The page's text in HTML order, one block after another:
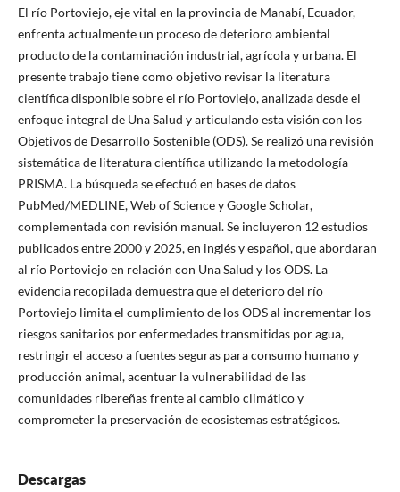
El río Portoviejo, eje vital en la provincia de Manabí, Ecuador,
enfrenta actualmente un proceso de deterioro ambiental
producto de la contaminación industrial, agrícola y urbana. El
presente trabajo tiene como objetivo revisar la literatura
científica disponible sobre el río Portoviejo, analizada desde el
enfoque integral de Una Salud y articulando esta visión con los
Objetivos de Desarrollo Sostenible (ODS). Se realizó una revisión
sistemática de literatura científica utilizando la metodología
PRISMA. La búsqueda se efectuó en bases de datos
PubMed/MEDLINE, Web of Science y Google Scholar,
complementada con revisión manual. Se incluyeron 12 estudios
publicados entre 2000 y 2025, en inglés y español, que abordaran
al río Portoviejo en relación con Una Salud y los ODS. La
evidencia recopilada demuestra que el deterioro del río
Portoviejo limita el cumplimiento de los ODS al incrementar los
riesgos sanitarios por enfermedades transmitidas por agua,
restringir el acceso a fuentes seguras para consumo humano y
producción animal, acentuar la vulnerabilidad de las
comunidades ribereñas frente al cambio climático y
comprometer la preservación de ecosistemas estratégicos.
Descargas